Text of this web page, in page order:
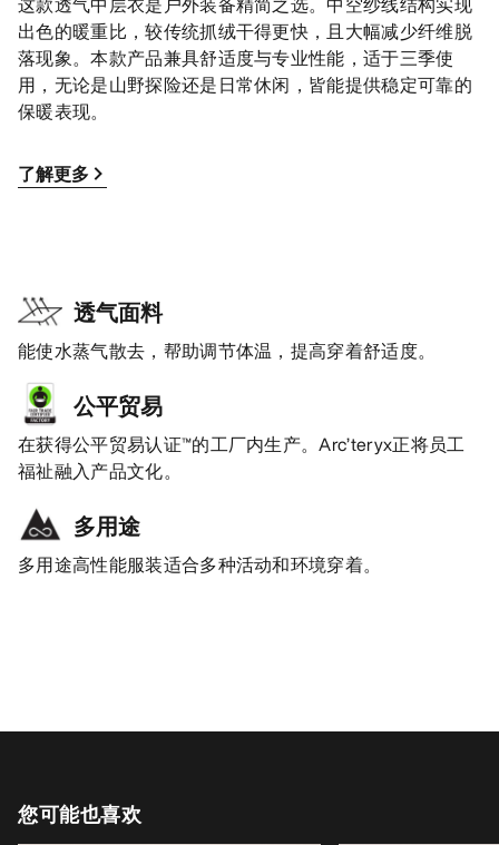
出色的暖重比，较传统抓绒干得更快，且大幅减少纤维脱
落现象。本款产品兼具舒适度与专业性能，适于三季使
用，无论是山野探险还是日常休闲，皆能提供稳定可靠的
保暖表现。
了解更多
透气面料
能使水蒸气散去，帮助调节体温，提高穿着舒适度。
公平贸易
在获得公平贸易认证™的工厂内生产。Arc’teryx正将员工
福祉融入产品文化。
多用途
多用途高性能服装适合多种活动和环境穿着。
您可能也喜欢